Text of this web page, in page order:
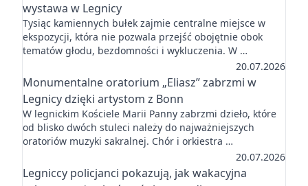
wystawa w Legnicy
Tysiąc kamiennych bułek zajmie centralne miejsce w
ekspozycji, która nie pozwala przejść obojętnie obok
tematów głodu, bezdomności i wykluczenia. W …
20.07.2026
Monumentalne oratorium „Eliasz” zabrzmi w
Legnicy dzięki artystom z Bonn
W legnickim Kościele Marii Panny zabrzmi dzieło, które
od blisko dwóch stuleci należy do najważniejszych
oratoriów muzyki sakralnej. Chór i orkiestra …
20.07.2026
Legniccy policjanci pokazują, jak wakacyjna